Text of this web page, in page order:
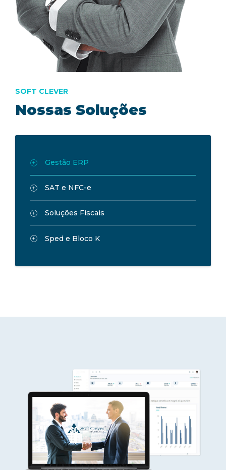
Nossas Soluções
SOFT CLEVER
Gestão ERP
SAT e NFC-e
Soluções Fiscais
Sped e Bloco K